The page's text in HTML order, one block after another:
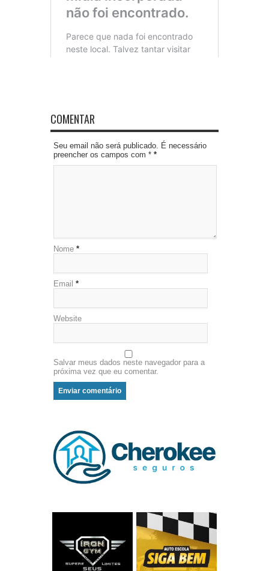
COMENTAR
Seu email não será publicado. É necessário
preencher os campos com * *
Nome *
Email *
Website
Salvar meus dados neste navegador para a
próxima vez que eu comentar.